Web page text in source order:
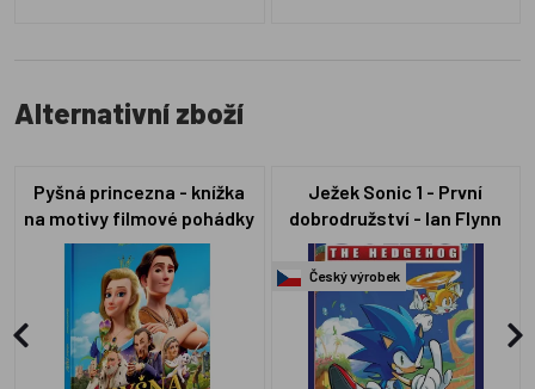
Alternativní zboží
Pyšná princezna - knížka
na motivy filmové pohádky
Ježek Sonic 1 - První
dobrodružství - Ian Flynn
Český výrobek